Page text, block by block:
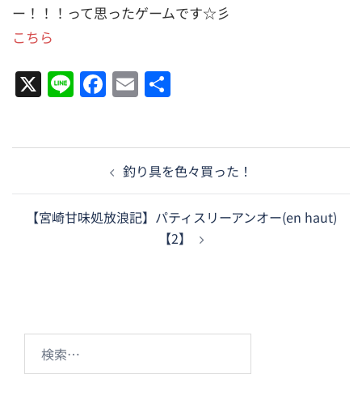
ー！！！って思ったゲームです☆彡
こちら
Line Facebook
Email
ン
釣り具を色々買った！
【宮崎甘味処放浪記】パティスリーアンオー(en haut)
【2】